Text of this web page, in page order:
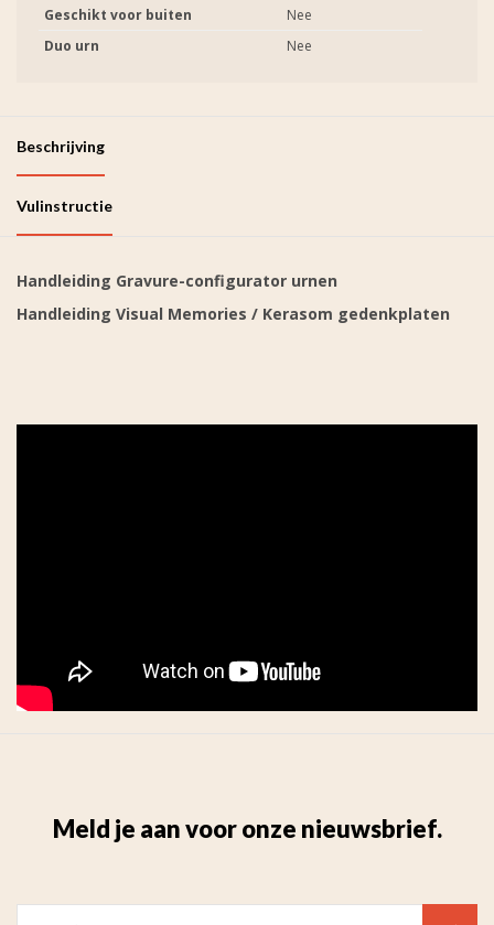
Geschikt voor buiten
Nee
Duo urn
Nee
Beschrijving
Vulinstructie
Handleiding Gravure-configurator urnen
Handleiding Visual Memories / Kerasom gedenkplaten
Meld je aan voor onze nieuwsbrief.